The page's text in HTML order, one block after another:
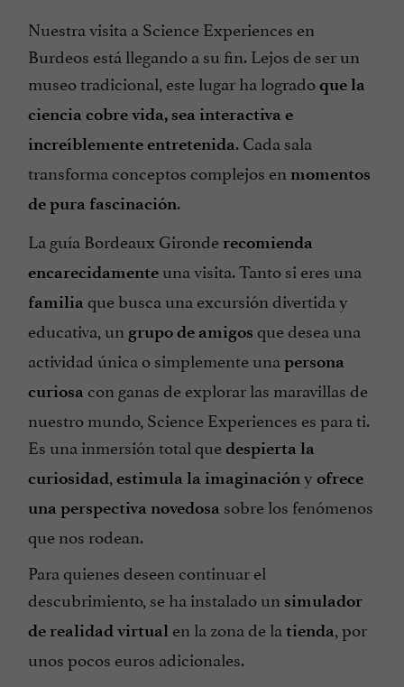
Nuestra visita a Science Experiences en
Burdeos está llegando a su fin. Lejos de ser un
museo tradicional, este lugar ha logradoque la
ciencia cobre vida, sea interactiva e
increíblemente entretenida. Cada sala
transforma conceptos complejos en momentos
de pura fascinación.
La guía Bordeaux Gironde recomienda
encarecidamente una visita. Tanto si eres una
familia que busca una excursión divertida y
educativa, un grupo de amigos que desea una
actividad única o simplemente una persona
curiosa con ganas de explorar las maravillas de
nuestro mundo, Science Experiences es para ti.
Es una inmersión total quedespierta la
curiosidad, estimula la imaginacióny ofrece
una perspectiva novedosa sobre los fenómenos
que nos rodean.
Para quienes deseen continuar el
descubrimiento, se ha instalado un simulador
de realidad virtual en la zona de la tienda, por
unos pocos euros adicionales.